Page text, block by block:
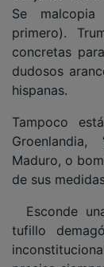
primero).
concretas
dudosos
hispanas.
Groenlandia,
Maduro, o
de sus
tufillo
precisa